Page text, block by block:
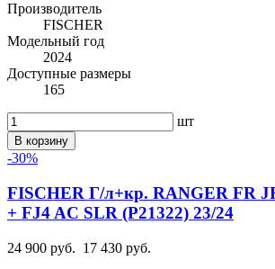
Производитель
FISCHER
Модельный год
2024
Доступные размеры
165
шт
В корзину
-30%
FISCHER Г/л+кр. RANGER FR
+ FJ4 AC SLR (P21322) 23/24
24 900 руб. 17 430 руб.